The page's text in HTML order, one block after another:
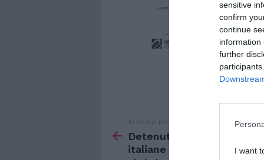
sensitive
confirm
continue
information
further
I want
di
Articolo precedente
Detenuti stranieri. “Carceri
italiane inadeguate, ecco